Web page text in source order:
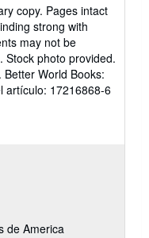
copy. Pages intact
strong with
may not be
Stock photo provided.
World Books:
artículo: 17216868-6
de America